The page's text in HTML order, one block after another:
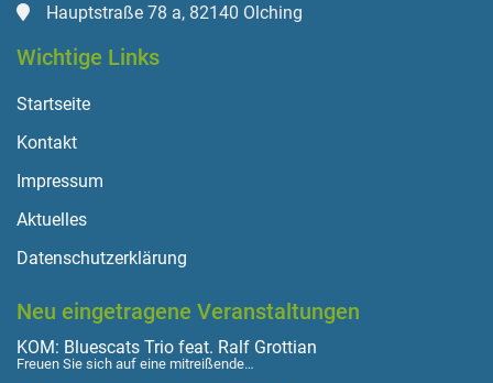
Hauptstraße 78 a, 82140 Olching
Wichtige Links
Startseite
Kontakt
Impressum
Aktuelles
Datenschutzerklärung
Neu eingetragene Veranstaltungen
KOM: Bluescats Trio feat. Ralf Grottian
Freuen Sie sich auf eine mitreißende…